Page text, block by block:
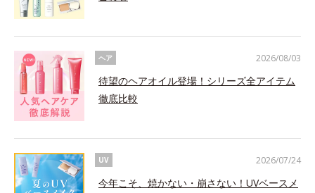
ヘア
待望のヘアオイル登場！シリーズ全アイテム
徹底比較
2026/08/03
UV
今年こそ、焼かない・崩さない！UVベースメ
2026/07/24